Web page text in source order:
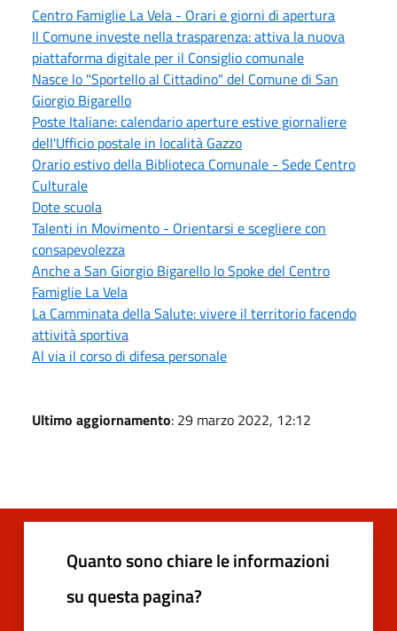
Centro Famiglie La Vela - Orari e giorni di apertura
Il Comune investe nella trasparenza: attiva la nuova
piattaforma digitale per il Consiglio comunale
Nasce lo "Sportello al Cittadino" del Comune di San
Giorgio Bigarello
Poste Italiane: calendario aperture estive giornaliere
dell'Ufficio postale in località Gazzo
Orario estivo della Biblioteca Comunale - Sede Centro
Culturale
Dote scuola
Talenti in Movimento - Orientarsi e scegliere con
consapevolezza
Anche a San Giorgio Bigarello lo Spoke del Centro
Famiglie La Vela
La Camminata della Salute: vivere il territorio facendo
attività sportiva
Al via il corso di difesa personale
Ultimo aggiornamento: 29 marzo 2022, 12:12
Quanto sono chiare le informazioni
su questa pagina?